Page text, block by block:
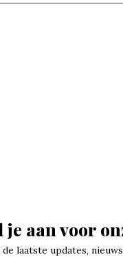
je aan voor
laatste updates,